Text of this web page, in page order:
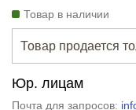
Товар в наличии
Товар продается
Юр. лицам
Почта для запросов: